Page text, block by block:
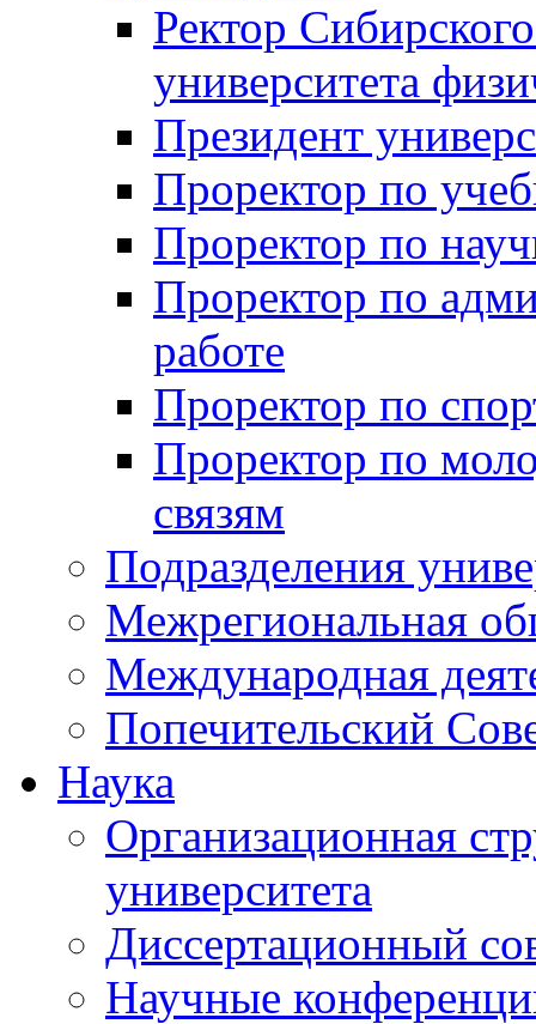
Ректор
университета
Президент
Проректор по
Проректор по
Проректор по
работе
Проректор по
Проректор по
связям
Подразделения
Межрегиональная
Международная
Попечительский
Наука
Организационная
университета
Диссертационный
Научные